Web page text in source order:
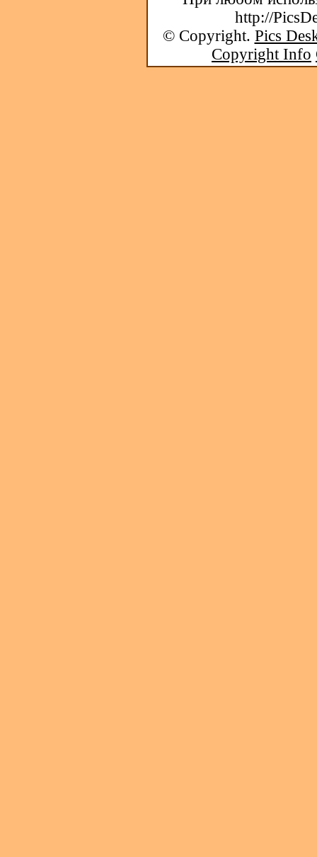
http://
© Copyright. Pics
Copyright Info